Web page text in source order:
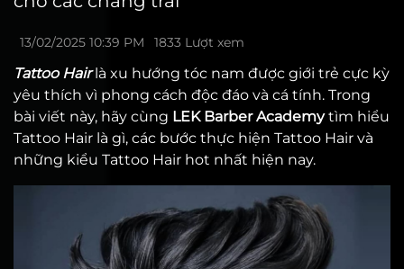
13/02/2025 10:39 PM 1833 Lượt xem
Tattoo Hairlà xu hướng tóc nam được giới trẻ cực kỳ
yêu thích vì phong cách độc đáo và cá tính. Trong
bài viết này, hãy cùng LEK Barber Academytìm hiểu
Tattoo Hair là gì, các bước thực hiện Tattoo Hair và
những kiểu Tattoo Hair hot nhất hiện nay.